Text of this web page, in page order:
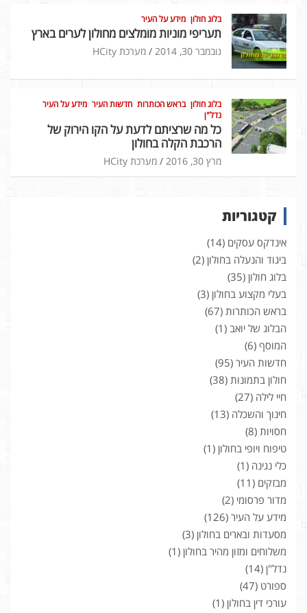
בלוג חולון מידע על העיר
תעריפי מוניות מומלצים מחולון לערים בארץ
נובמבר 30, 2014 מערכת HCity
בלוג חולון בראש הכותרות חדשות העיר מידע על העיר
נדל"ן
כל מה שרציתם לדעת על הקו הירוק של
הרכבת הקלה בחולון
מרץ 30, 2016 מערכת HCity
קטגוריות
אינדקס עסקים (14)
ביגוד והנעלה בחולון (2)
בלוג חולון (35)
בעלי מקצוע בחולון (3)
בראש הכותרות (67)
הבלוג של יואב (1)
המוסף (6)
חדשות העיר (95)
חולון בתמונות (38)
חיי לילה (27)
חינוך והשכלה (13)
חסויות (8)
טיפוח ויופי בחולון (1)
כלי נגינה (1)
מבזקים (11)
מדור פרסומי (2)
מידע על העיר (126)
מסעדות ובארים בחולון (3)
משלוחים ומזון מהיר בחולון (1)
נדל"ן (14)
ספורט (47)
עורכי דין בחולון (1)